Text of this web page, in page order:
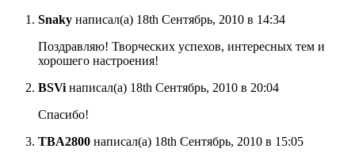
Snaky написал(а) 18th Сентябрь, 2010 в 14:34
Поздравляю! Творческих успехов, интересных тем и
хорошего настроения!
BSVi написал(а) 18th Сентябрь, 2010 в 20:04
Спасибо!
TBA2800 написал(а) 18th Сентябрь, 2010 в 15:05